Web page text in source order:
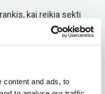
content and ads, to
kai reikia sekti
Ji siūlo rangą ir rodo
sekti kampanijas
išbaigtas įrankis.